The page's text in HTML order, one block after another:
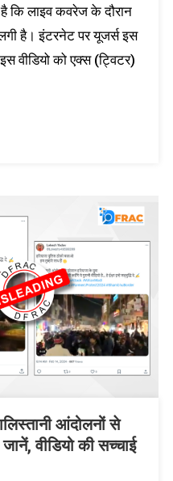
कि लाइव कवरेज के दौरान
है। इंटरनेट पर यूजर्स इस
वीडियो को एक्स (ट्विटर)
आंदोलनों से
वीडियो की सच्चाई